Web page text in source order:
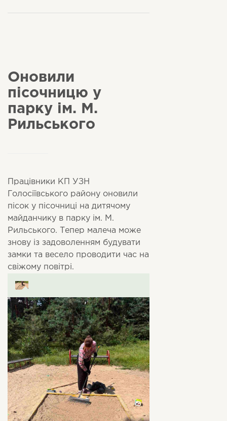
Оновили
пісочницю у
парку ім. М.
Рильського
Працівники КП УЗН
Голосіївського району оновили
пісок у пісочниці на дитячому
майданчику в парку ім. М.
Рильського. Тепер малеча може
знову із задоволенням будувати
замки та весело проводити час на
свіжому повітрі.